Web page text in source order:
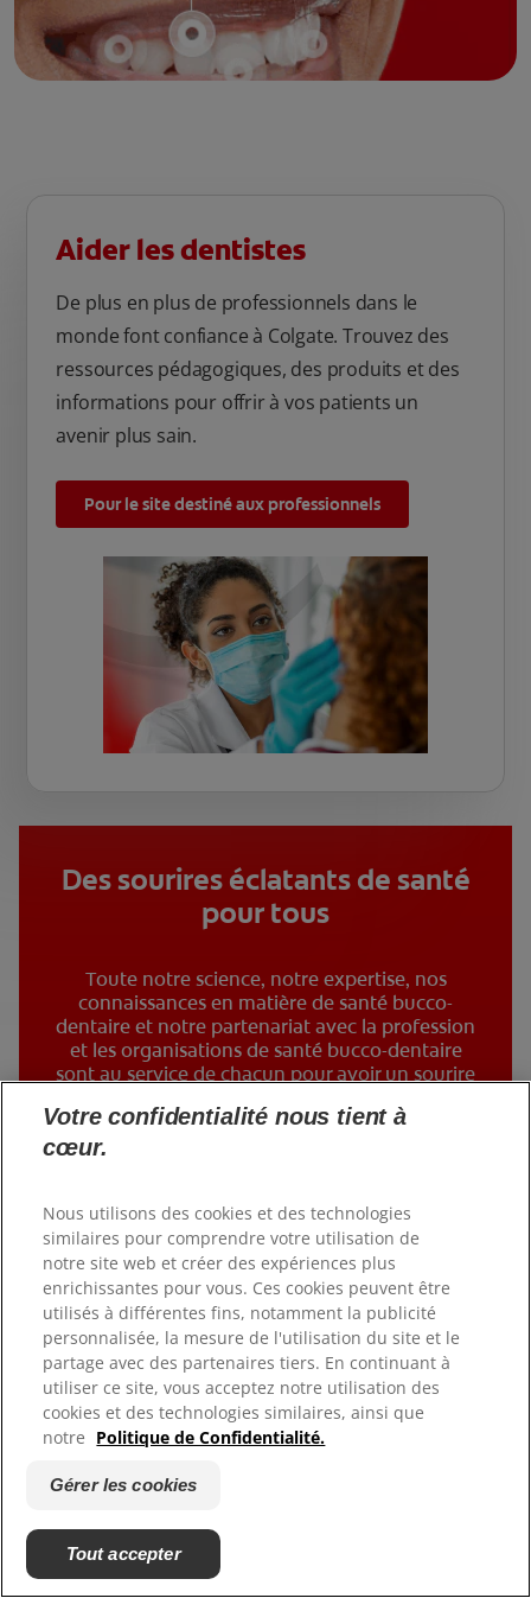
Aider les dentistes
De plus en plus de professionnels dans le
monde font confiance à Colgate. Trouvez des
ressources pédagogiques, des produits et des
informations pour offrir à vos patients un
avenir plus sain.
Pour le site destiné aux professionnels
Des sourires éclatants de santé
pour tous
Toute notre science, notre expertise, nos
connaissances en matière de santé bucco-
dentaire et notre partenariat avec la profession
et les organisations de santé bucco-dentaire
sont au service de chacun pour avoir un sourire
la planète.
Votre confidentialité nous tient à
cœur.
Nous utilisons des cookies et des technologies
similaires pour comprendre votre utilisation de
notre site web et créer des expériences plus
enrichissantes pour vous. Ces cookies peuvent être
utilisés à différentes fins, notamment la publicité
personnalisée, la mesure de l'utilisation du site et le
partage avec des partenaires tiers. En continuant à
utiliser ce site, vous acceptez notre utilisation des
cookies et des technologies similaires, ainsi que
notre Politique de Confidentialité.
Gérer les cookies
Tout accepter